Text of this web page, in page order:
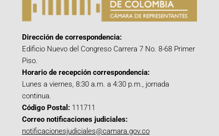
Dirección de correspondencia:
Edificio Nuevo del Congreso Carrera 7 No. 8-68 Primer
Piso.
Horario de recepción correspondencia:
Lunes a viernes, 8:30 a.m. a 4:30 p.m., jornada
continua.
Código Postal: 111711
Correo notificaciones judiciales:
notificacionesjudiciales@camara.gov.co